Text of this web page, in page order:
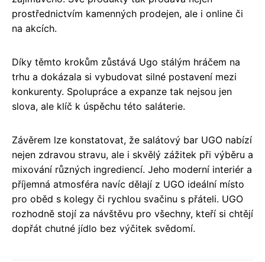
prostřednictvím kamenných prodejen, ale i online či
na akcích.
Díky těmto krokům zůstává Ugo stálým hráčem na
trhu a dokázala si vybudovat silné postavení mezi
konkurenty. Spolupráce a expanze tak nejsou jen
slova, ale klíč k úspěchu této saláterie.
Závěrem lze konstatovat, že salátový bar UGO nabízí
nejen zdravou stravu, ale i skvělý zážitek při výběru a
mixování různých ingrediencí. Jeho moderní interiér a
příjemná atmosféra navíc dělají z UGO ideální místo
pro oběd s kolegy či rychlou svačinu s přáteli. UGO
rozhodně stojí za návštěvu pro všechny, kteří si chtějí
dopřát chutné jídlo bez výčitek svědomí.